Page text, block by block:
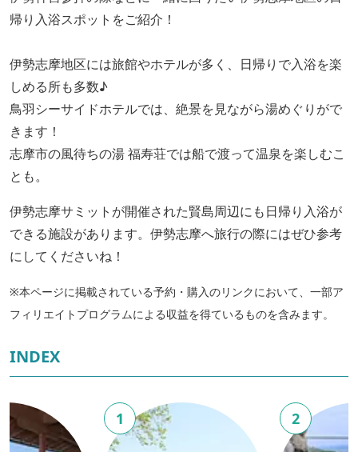
帰り入浴スポットをご紹介！
伊勢志摩地区には旅館やホテルが多く、日帰りで入浴を楽
しめる所も多数♪
鳥羽シーサイドホテルでは、絶景を見ながら湯めぐりがで
きます！
志摩市の風待ちの湯 福寿荘では船で渡って温泉を楽しむこ
とも。
伊勢志摩サミットが開催された賢島周辺にも日帰り入浴が
できる施設があります。伊勢志摩へ旅行の際にはぜひ参考
にしてくださいね！
※本ページに掲載されている予約・購入のリンクにおいて、一部ア
フィリエイトプログラムによる収益を得ているものを含みます。
INDEX
1 2